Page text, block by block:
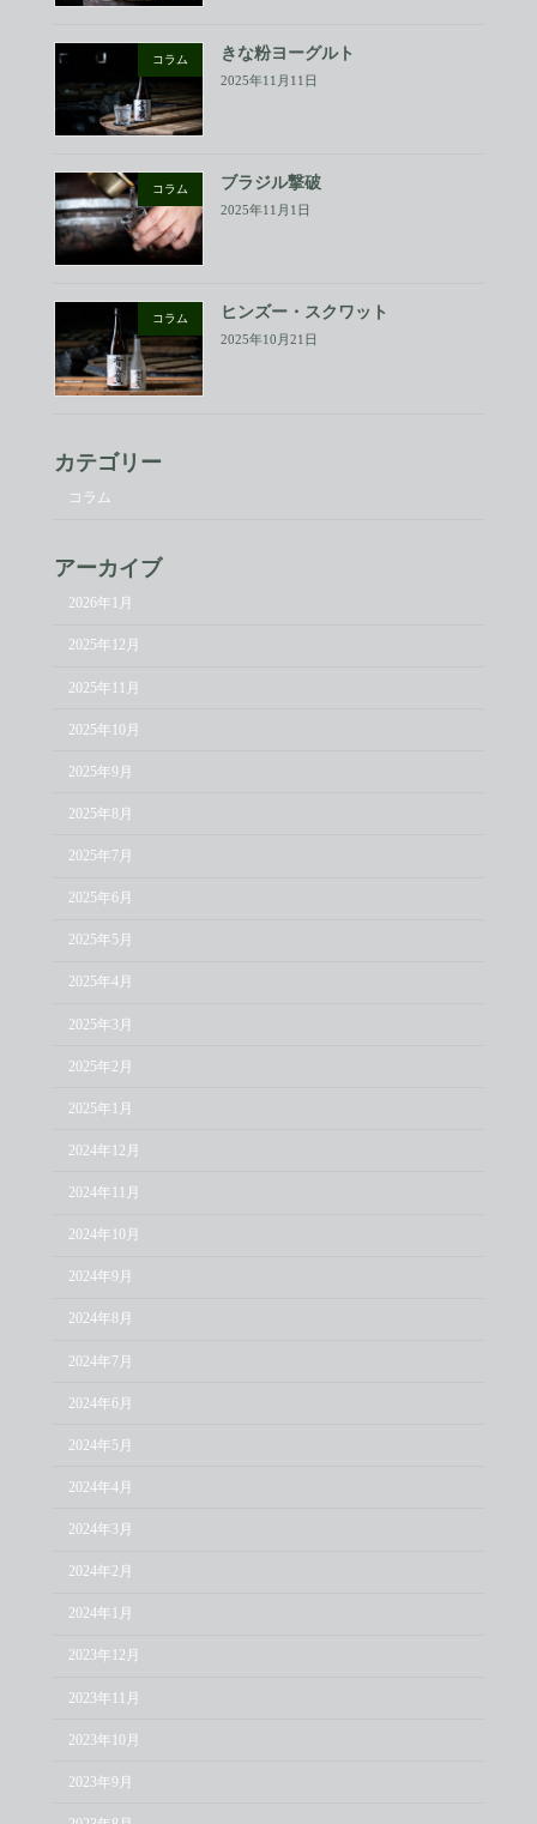
コラム きな粉ヨーグルト
2025年11月11日
コラム ブラジル撃破
2025年11月1日
コラム ヒンズー・スクワット
2025年10月21日
カテゴリー
コラム
アーカイブ
2026年1月
2025年12月
2025年11月
2025年10月
2025年9月
2025年8月
2025年7月
2025年6月
2025年5月
2025年4月
2025年3月
2025年2月
2025年1月
2024年12月
2024年11月
2024年10月
2024年9月
2024年8月
2024年7月
2024年6月
2024年5月
2024年4月
2024年3月
2024年2月
2024年1月
2023年12月
2023年11月
2023年10月
2023年9月